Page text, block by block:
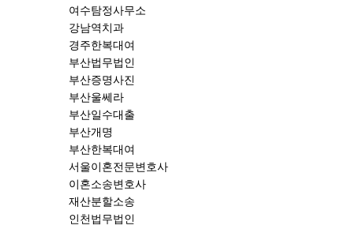
여수탐정사무소
강남역치과
경주한복대여
부산법무법인
부산증명사진
부산울쎄라
부산일수대출
부산개명
부산한복대여
서울이혼전문변호사
이혼소송변호사
재산분할소송
인천법무법인